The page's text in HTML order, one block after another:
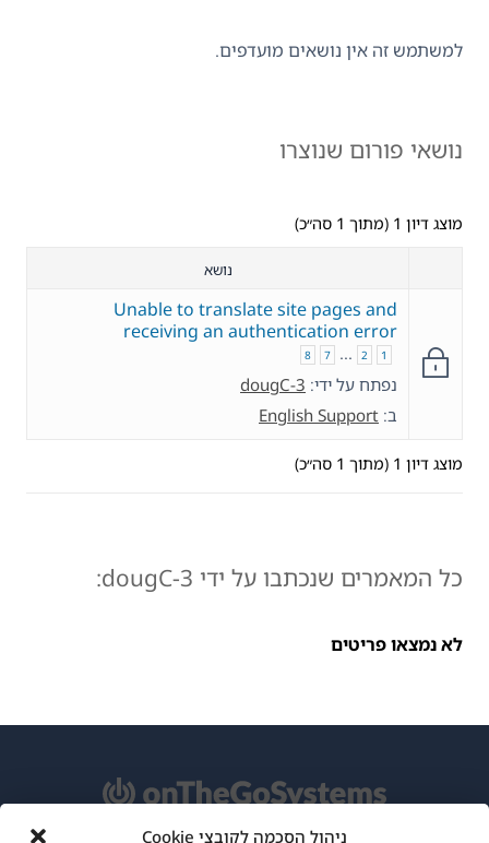
ניהול הסכמה לקובצי Cookie
למשתמש זה אין נושאים מועדפים.
נושאי פורום שנוצרו
מוצג דיון 1 (מתוך 1 סה״כ)
נושא
Unable to translate site pages and
receiving an authentication error
1
2
…
7
8
נפתח על ידי: dougC-3
ב: English Support
מוצג דיון 1 (מתוך 1 סה״כ)
כל המאמרים שנכתבו על ידי dougC-3:
לא נמצאו פריטים